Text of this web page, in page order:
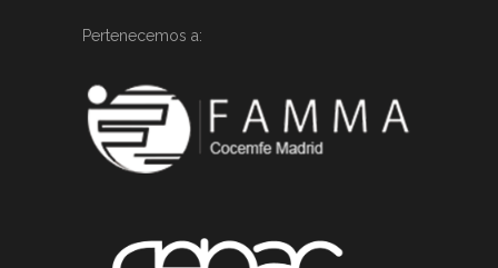
Pertenecemos a: